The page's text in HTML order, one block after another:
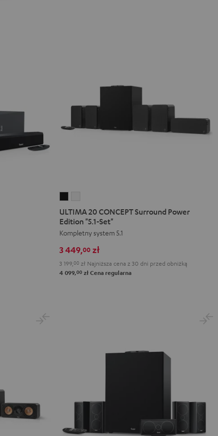
20
CONCEPT
Surround
Edition
"5.1-
20
CONCEPT
Surround
Edition
"5.1-
ULTIMA 20 CONCEPT Surround Power
Edition "5.1-Set"
Kompletny system 5.1
3 449,00 zł
3 199, 00 zł Najniższa cena z 30 dni przed obniżką
4 099,00 zł Cena regularna